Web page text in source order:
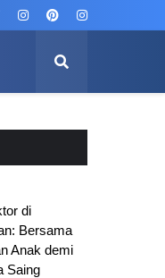
di
Bersama
Anak demi
Saing